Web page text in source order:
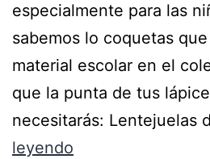
especialmente para las
sabemos lo coquetas
material escolar en el
que la punta de tus
necesitarás: Lentejuelas
leyendo